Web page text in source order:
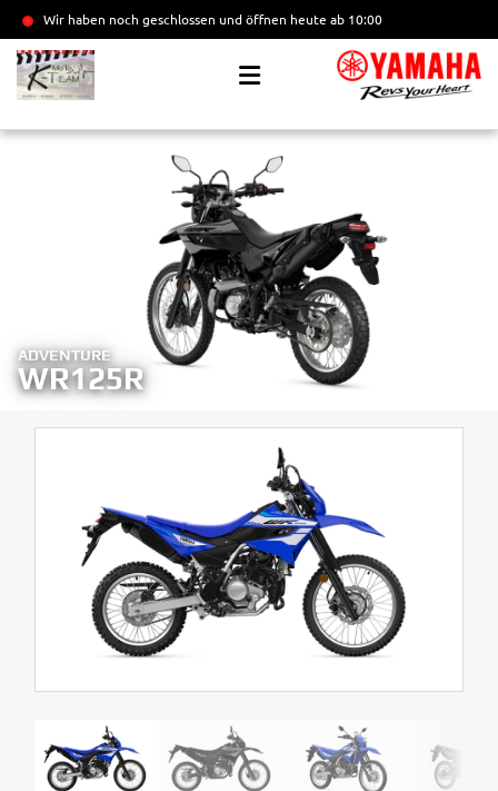
Wir haben noch geschlossen und öffnen heute ab 10:00
ADVENTURE
WR125R